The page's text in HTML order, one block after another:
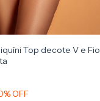
Top decote V e Fio
% OFF